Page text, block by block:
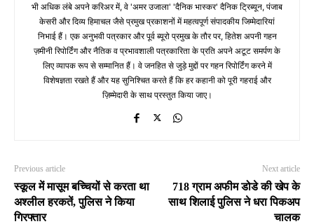
भी अधिक लंबे अपने करिअर में, वे 'अमर उजाला' 'दैनिक भास्कर' दैनिक ट्रिब्यून, पंजाब
केसरी और दिव्य हिमाचल जैसे प्रमुख प्रकाशनों में महत्वपूर्ण संपादकीय जिम्मेदारियां
निभाई हैं। एक अनुभवी पत्रकार और पूर्व ब्यूरो प्रमुख के तौर पर, हितेश अपनी गहन
ज़मीनी रिपोर्टिंग और नैतिक व प्रभावशाली पत्रकारिता के प्रति अपने अटूट समर्पण के
लिए व्यापक रूप से सम्मानित हैं। वे जनहित से जुड़े मुद्दों पर गहन रिपोर्टिंग करने में
विशेषज्ञता रखते हैं और यह सुनिश्चित करते हैं कि हर कहानी को पूरी गहराई और
ज़िम्मेदारी के साथ प्रस्तुत किया जाए।
Previous article
स्कूल में मासूम बच्चियों से करता था
अश्लील हरकतें, पुलिस ने किया
गिरफ्तार
Next article
718 ग्राम अफीम डोडे की खेप के
साथ शिलाई पुलिस ने धरा पिकअप
चालक